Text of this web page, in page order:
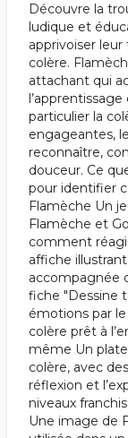
Découvre la
ludique et
apprivoiser
colère.
attachant qui
particulier la
engageantes,
reconnaître,
douceur. Ce
pour identifier
Flamèche Un
Flamèche et
comment
affiche
accompagnée
fiche "Dessine
émotions par
colère prêt à
même Un
colère, avec
réflexion et
niveaux
Une image de